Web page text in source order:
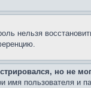
нельзя
но не
имя пользователя и